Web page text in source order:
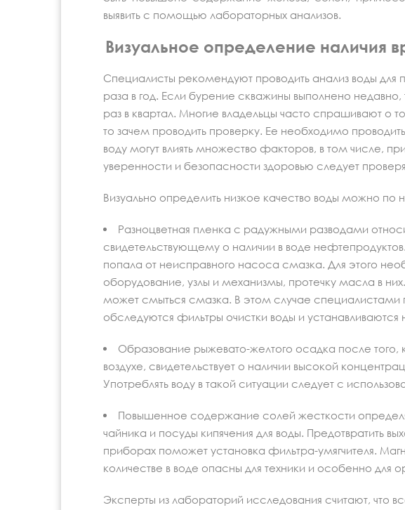
выявить с помощью лабораторных анализов.
Визуальное определение наличия
Специалисты рекомендуют проводить анализ воды для
раза в год. Если бурение скважины выполнено недавно,
раз в квартал. Многие владельцы часто спрашивают о
то зачем проводить проверку. Ее необходимо
воду могут влиять множество факторов, в том числе,
уверенности и безопасности здоровью следует
Визуально определить низкое качество воды можно по
Разноцветная пленка с радужными разводами
свидетельствующему о наличии в воде
попала от неисправного насоса смазка. Для этого
оборудование, узлы и механизмы, протечку масла в
может смыться смазка. В этом случае специалистами
обследуются фильтры очистки воды и устанавливаются
Образование рыжевато-желтого осадка после того,
воздухе, свидетельствует о наличии высокой
Употреблять воду в такой ситуации следует с
Повышенное содержание солей жесткости
чайника и посуды кипячения для воды. Предотвратить
приборах поможет установка фильтра-умягчителя.
количестве в воде опасны для техники и особенно для
Эксперты из лабораторий исследования считают, что